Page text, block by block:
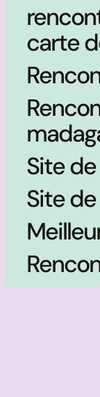
carte
Site
Site